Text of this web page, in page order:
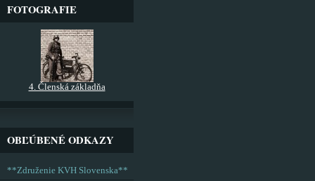
FOTOGRAFIE
4. Členská základňa
OBĽÚBENÉ ODKAZY
**Združenie KVH Slovenska**